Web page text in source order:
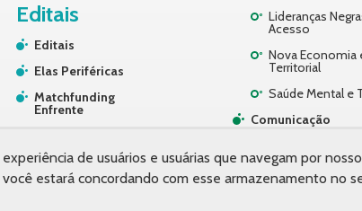
Editais
Editais
Elas Periféricas
Matchfunding
Enfrente
Lideranças
Acesso
Nova
Territorial
Saúde Mental e
Comunicação
de usuários e usuárias que navegam por
estará concordando com esse armazenamento no